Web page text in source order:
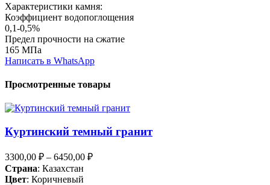
Характеристики камня:
Коэффициент водопоглощения
0,1-0,5%
Предел прочности на сжатие
165 МПа
Написать в WhatsApp
Просмотренные товары
Куртинский темный гранит
3300,00 ₽ – 6450,00 ₽
Страна: Казахстан
Цвет: Коричневый